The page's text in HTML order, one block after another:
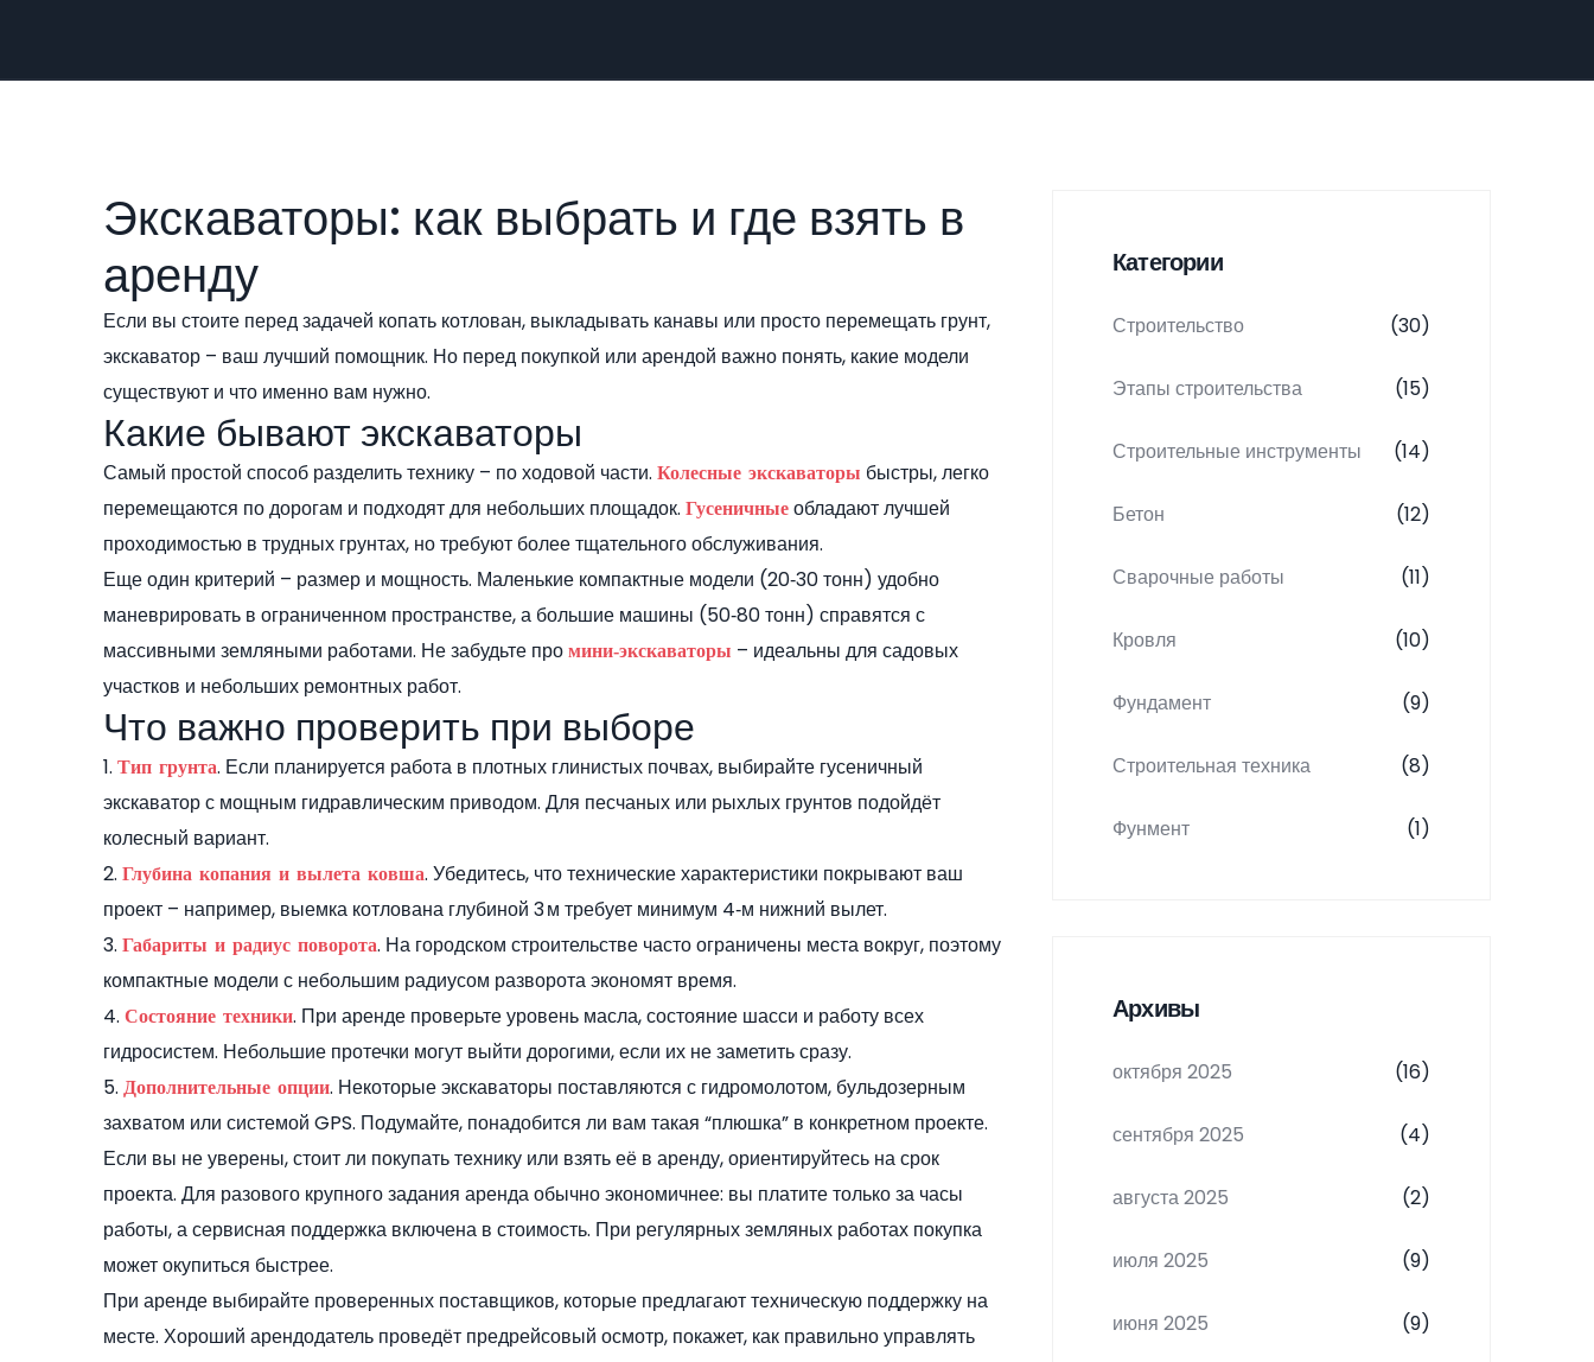
Экскаваторы: как выбрать и где взять в
аренду
Если вы стоите перед задачей копать котлован, выкладывать канавы или просто перемещать грунт,
экскаватор – ваш лучший помощник. Но перед покупкой или арендой важно понять, какие модели
существуют и что именно вам нужно.
Какие бывают экскаваторы
Самый простой способ разделить технику – по ходовой части. Колесные экскаваторы быстры, легко
перемещаются по дорогам и подходят для небольших площадок. Гусеничныеобладают лучшей
проходимостью в трудных грунтах, но требуют более тщательного обслуживания.
Еще один критерий – размер и мощность. Маленькие компактные модели (20‑30 тонн) удобно
маневрировать в ограниченном пространстве, а большие машины (50‑80 тонн) справятся с
массивными земляными работами. Не забудьте промини‑экскаваторы – идеальны для садовых
участков и небольших ремонтных работ.
Что важно проверить при выборе
1. Тип грунта. Если планируется работа в плотных глинистых почвах, выбирайте гусеничный
экскаватор с мощным гидравлическим приводом. Для песчаных или рыхлых грунтов подойдёт
колесный вариант.
2. Глубина копания и вылета ковша. Убедитесь, что технические характеристики покрывают ваш
проект – например, выемка котлована глубиной 3 м требует минимум 4‑м нижний вылет.
3. Габариты и радиус поворота. На городском строительстве часто ограничены места вокруг, поэтому
компактные модели с небольшим радиусом разворота экономят время.
4. Состояние техники. При аренде проверьте уровень масла, состояние шасси и работу всех
гидросистем. Небольшие протечки могут выйти дорогими, если их не заметить сразу.
5. Дополнительные опции. Некоторые экскаваторы поставляются с гидромолотом, бульдозерным
захватом или системой GPS. Подумайте, понадобится ли вам такая “плюшка” в конкретном проекте.
Если вы не уверены, стоит ли покупать технику или взять её в аренду, ориентируйтесь на срок
проекта. Для разового крупного задания аренда обычно экономичнее: вы платите только за часы
работы, а сервисная поддержка включена в стоимость. При регулярных земляных работах покупка
может окупиться быстрее.
При аренде выбирайте проверенных поставщиков, которые предлагают техническую поддержку на
месте. Хороший арендодатель проведёт предрейсовый осмотр, покажет, как правильно управлять
Категории
Строительство (30)
Этапы строительства (15)
Строительные инструменты (14)
Бетон (12)
Сварочные работы (11)
Кровля (10)
Фундамент (9)
Строительная техника (8)
Фунмент (1)
Архивы
октября 2025 (16)
сентября 2025 (4)
августа 2025 (2)
июля 2025 (9)
июня 2025 (9)